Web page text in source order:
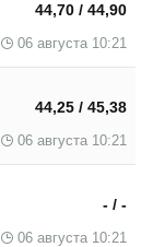
44,70 / 44,90
06 августа 10:21
44,25 / 45,38
06 августа 10:21
- / -
06 августа 10:21